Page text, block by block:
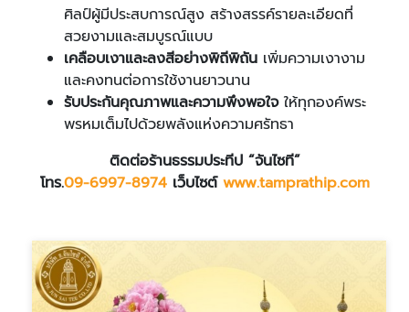
ศิลป์ผู้มีประสบการณ์สูง สร้างสรรค์รายละเอียดที่
สวยงามและสมบูรณ์แบบ
เคลือบเงาและลงสีอย่างพิถีพิถัน เพิ่มความเงางาม
และคงทนต่อการใช้งานยาวนาน
รับประกันคุณภาพและความพึงพอใจให้ทุกองค์พระ
พรหมเต็มไปด้วยพลังแห่งความศรัทธา
ติดต่อร้านธรรมประทีป “จันไซที”
โทร.09-6997-8974เว็บไซต์ www.tamprathip.com